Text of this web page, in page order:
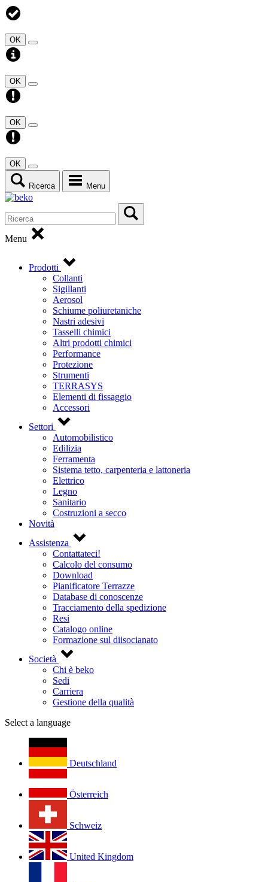
OK
OK
OK
OK
Ricerca Menu
Menu
Prodotti
Collanti
Sigillanti
Aerosol
Schiume poliuretaniche
Nastri adesivi
Tasselli chimici
Altri prodotti chimici
Performance
Protezione
Strumenti
TERRASYS
Elementi di fissaggio
Accessori
Settori
Automobilistico
Edilizia
Ferramenta
Sistema tetto, carpenteria e lattoneria
Elettrico
Legno
Sanitario
Costruzioni a secco
Novità
Assistenza
Contattateci!
Calcolo del consumo
Download
Pianificatore Terrazze
Database di conoscenze
Tracciamento della spedizione
Resi
Catalogo online
Formazione sul diisocianato
Società
Chi è beko
Sedi
Carriera
Gestione della qualità
Select a language
Deutschland
Österreich
Schweiz
United Kingdom